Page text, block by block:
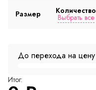
Размер Количество
Выбрать все
До перехода на цену
Итог: